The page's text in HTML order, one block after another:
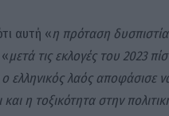
αυτή «η πρόταση
μετά τις εκλογές του 2023
ο ελληνικός λαός αποφάσισε
και η τοξικότητα στην